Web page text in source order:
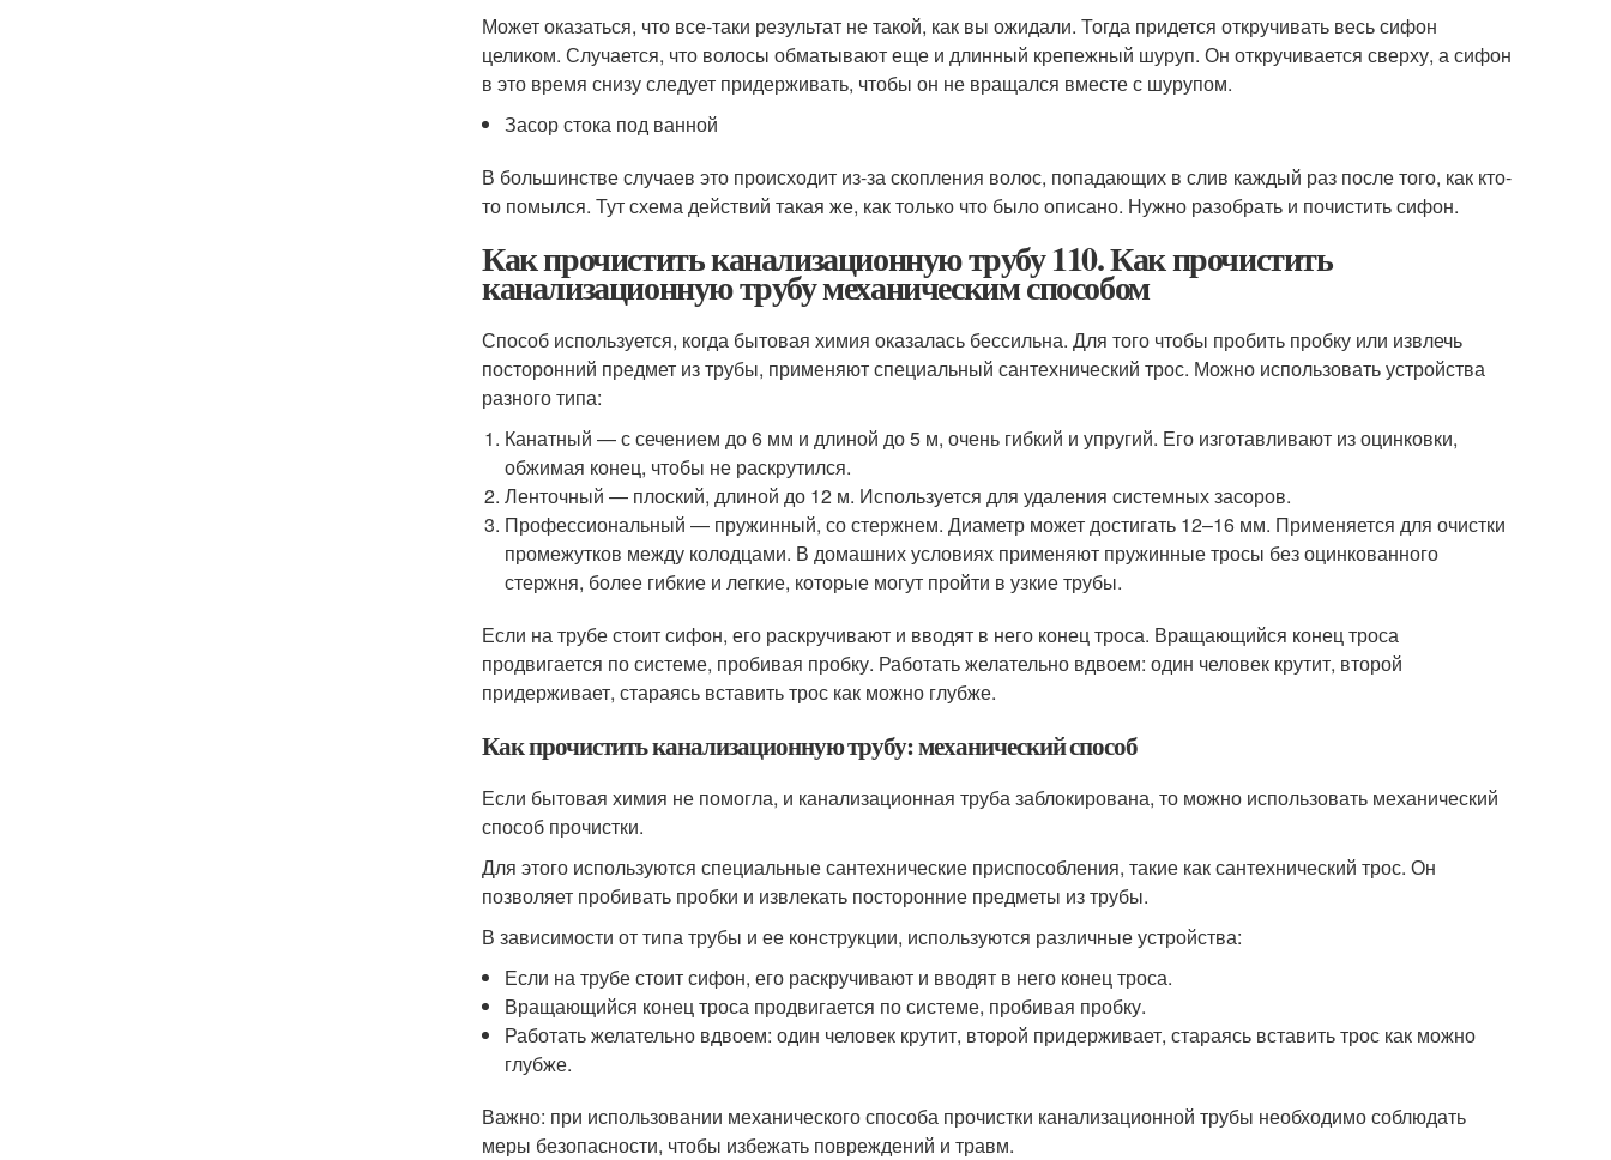
Может оказаться, что все-таки результат не такой, как вы ожидали. Тогда придется откручивать весь сифон
целиком. Случается, что волосы обматывают еще и длинный крепежный шуруп. Он откручивается сверху, а сифон
в это время снизу следует придерживать, чтобы он не вращался вместе с шурупом.
Засор стока под ванной
В большинстве случаев это происходит из-за скопления волос, попадающих в слив каждый раз после того, как кто-
то помылся. Тут схема действий такая же, как только что было описано. Нужно разобрать и почистить сифон.
Как прочистить канализационную трубу 110. Как прочистить
канализационную трубу механическим способом
Способ используется, когда бытовая химия оказалась бессильна. Для того чтобы пробить пробку или извлечь
посторонний предмет из трубы, применяют специальный сантехнический трос. Можно использовать устройства
разного типа:
Канатный — с сечением до 6 мм и длиной до 5 м, очень гибкий и упругий. Его изготавливают из оцинковки,
обжимая конец, чтобы не раскрутился.
Ленточный — плоский, длиной до 12 м. Используется для удаления системных засоров.
Профессиональный — пружинный, со стержнем. Диаметр может достигать 12–16 мм. Применяется для очистки
промежутков между колодцами. В домашних условиях применяют пружинные тросы без оцинкованного
стержня, более гибкие и легкие, которые могут пройти в узкие трубы.
Если на трубе стоит сифон, его раскручивают и вводят в него конец троса. Вращающийся конец троса
продвигается по системе, пробивая пробку. Работать желательно вдвоем: один человек крутит, второй
придерживает, стараясь вставить трос как можно глубже.
Как прочистить канализационную трубу: механический способ
Если бытовая химия не помогла, и канализационная труба заблокирована, то можно использовать механический
способ прочистки.
Для этого используются специальные сантехнические приспособления, такие как сантехнический трос. Он
позволяет пробивать пробки и извлекать посторонние предметы из трубы.
В зависимости от типа трубы и ее конструкции, используются различные устройства:
Если на трубе стоит сифон, его раскручивают и вводят в него конец троса.
Вращающийся конец троса продвигается по системе, пробивая пробку.
Работать желательно вдвоем: один человек крутит, второй придерживает, стараясь вставить трос как можно
глубже.
Важно: при использовании механического способа прочистки канализационной трубы необходимо соблюдать
меры безопасности, чтобы избежать повреждений и травм.